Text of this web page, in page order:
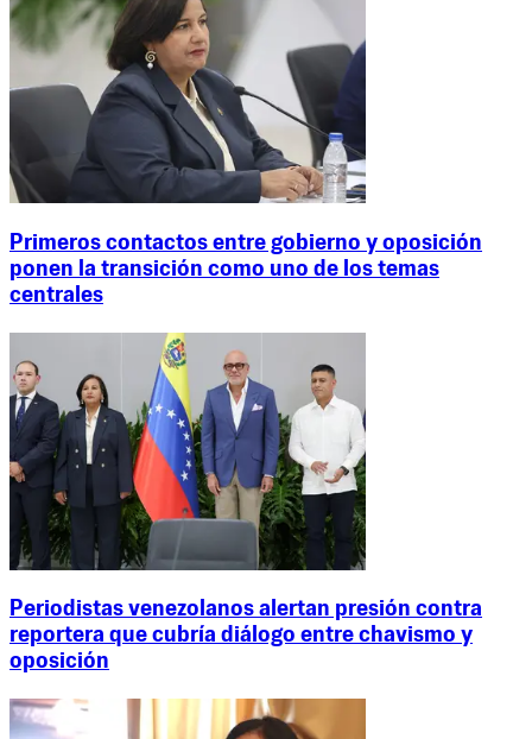
Primeros contactos entre gobierno y oposición
ponen la transición como uno de los temas
centrales
Periodistas venezolanos alertan presión contra
reportera que cubría diálogo entre chavismo y
oposición